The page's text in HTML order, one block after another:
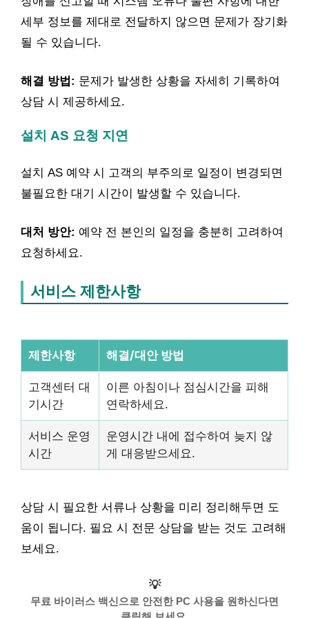
세부 정보를 제대로 전달하지 않으면 문제가 장기화
될 수 있습니다.
해결 방법: 문제가 발생한 상황을 자세히 기록하여
상담 시 제공하세요.
설치 AS 요청 지연
설치 AS 예약 시 고객의 부주의로 일정이 변경되면
불필요한 대기 시간이 발생할 수 있습니다.
대처 방안: 예약 전 본인의 일정을 충분히 고려하여
요청하세요.
서비스 제한사항
제한사항 해결/대안 방법
고객센터 대
기시간
이른 아침이나 점심시간을 피해
연락하세요.
서비스 운영
시간
운영시간 내에 접수하여 늦지 않
게 대응받으세요.
상담 시 필요한 서류나 상황을 미리 정리해두면 도
움이 됩니다. 필요 시 전문 상담을 받는 것도 고려해
보세요.
💡
무료 바이러스 백신으로 안전한 PC 사용을 원하신다면